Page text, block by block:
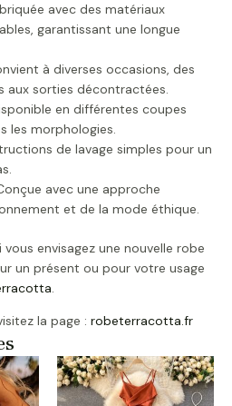
avec des matériaux
garantissant une longue
à diverses occasions, des
aux sorties décontractées.
en différentes coupes
les morphologies.
de lavage simples pour un
avec une approche
et de la mode éthique.
envisagez une nouvelle robe
un présent ou pour votre usage
.
la page : robeterracotta.fr